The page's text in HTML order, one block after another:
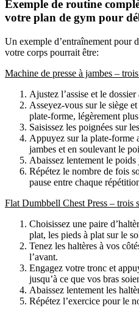
Exemple de routine
votre plan de gym pour
Un exemple d’entraînement pour
votre corps pourrait être:
Machine de presse à jambes –
Ajustez l’assise et le
Asseyez-vous sur le siège
plate-forme, légèrement
Saisissez les poignées sur
Appuyez sur la plate-forme
jambes et en soulevant le
Abaissez lentement le
Répétez le nombre de fois
pause entre chaque
Flat Dumbbell Chest Press – trois
Choisissez une paire
plat, les pieds à plat sur le
Tenez les haltères à vos
l’avant.
Engagez votre tronc et
jusqu’à ce que vos bras
Abaissez lentement les
Répétez l’exercice pour le